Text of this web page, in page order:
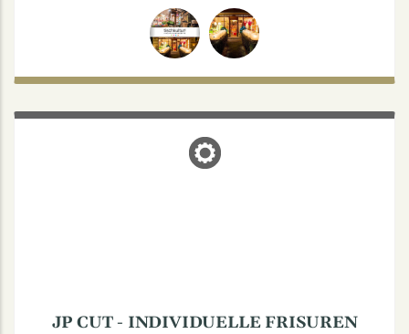
JP CUT - INDIVIDUELLE FRISUREN
JP CUT - INDIVIDUELLE FRISUREN